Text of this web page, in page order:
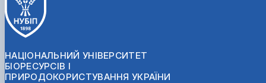
НАЦІОНАЛЬНИЙ УНІВЕРСИТЕТ
БІОРЕСУРСІВ І
ПРИРОДОКОРИСТУВАННЯ УКРАЇНИ